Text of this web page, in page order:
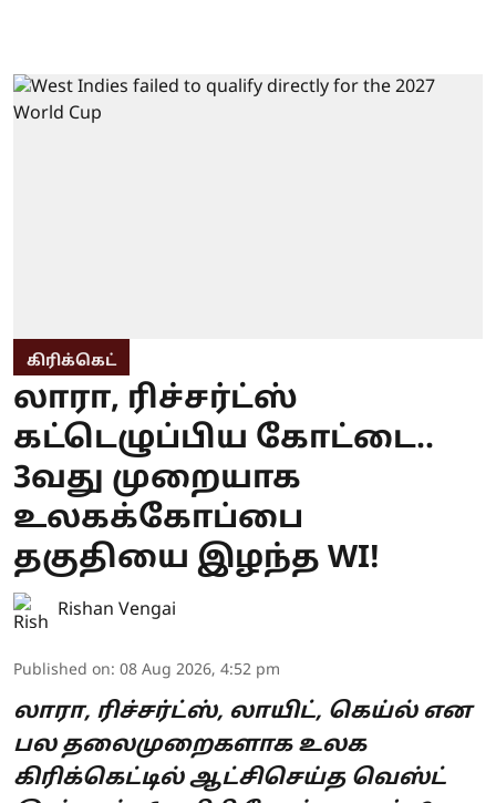
கிரிக்கெட்
லாரா, ரிச்சர்ட்ஸ்
கட்டெழுப்பிய கோட்டை..
3வது முறையாக
உலகக்கோப்பை
தகுதியை இழந்த WI!
Rishan Vengai
Published on: 08 Aug 2026, 4:52 pm
லாரா, ரிச்சர்ட்ஸ், லாயிட், கெய்ல் என
பல தலைமுறைகளாக உலக
கிரிக்கெட்டில் ஆட்சிசெய்த வெஸ்ட்